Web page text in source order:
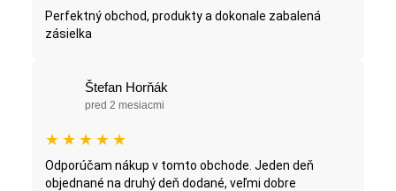
Perfektný obchod, produkty a dokonale zabalená
zásielka
Štefan Horňák
pred 2 mesiacmi
★ ★ ★ ★ ★
Odporúčam nákup v tomto obchode. Jeden deň
objednané na druhý deň dodané, veľmi dobre